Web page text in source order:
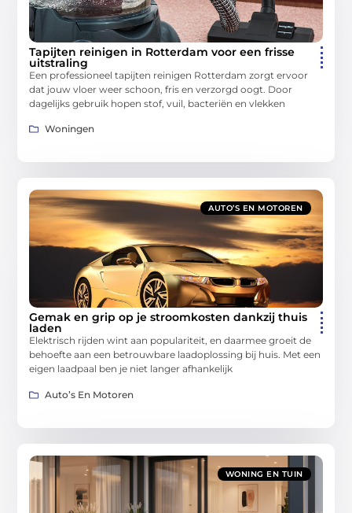
Tapijten reinigen in Rotterdam voor een frisse
uitstraling
Een professioneel tapijten reinigen Rotterdam zorgt ervoor
dat jouw vloer weer schoon, fris en verzorgd oogt. Door
dagelijks gebruik hopen stof, vuil, bacteriën en vlekken
Woningen
AUTO’S EN MOTOREN
Gemak en grip op je stroomkosten dankzij thuis
laden
Elektrisch rijden wint aan populariteit, en daarmee groeit de
behoefte aan een betrouwbare laadoplossing bij huis. Met een
eigen laadpaal ben je niet langer afhankelijk
Auto’s En Motoren
WONING EN TUIN